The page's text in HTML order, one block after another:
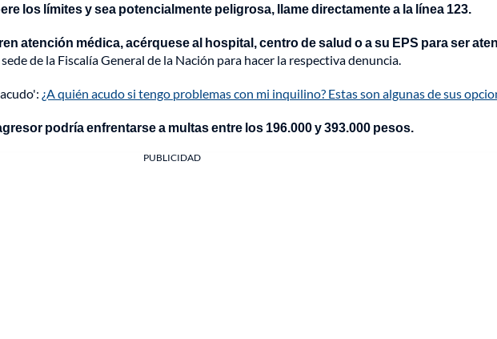
los límites y sea potencialmente peligrosa, llame directamente a la línea 123.
atención médica, acérquese al hospital, centro de salud o a su EPS para ser
de la Fiscalía General de la Nación para hacer la respectiva denuncia.
¿A quién acudo si tengo problemas con mi inquilino? Estas son algunas de sus
podría enfrentarse a multas entre los 196.000 y 393.000 pesos.
PUBLICIDAD